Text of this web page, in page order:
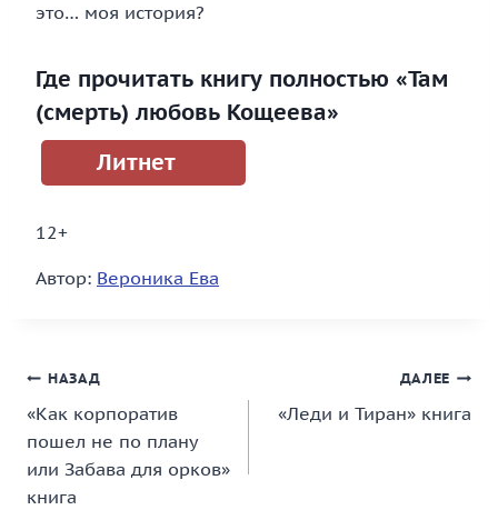
это… моя история?
Где прочитать книгу полностью «Там
(смерть) любовь Кощеева»
Литнет
12+
Автор: Вероника Ева
Навигация
по
записям
НАЗАД
«Как корпоратив
пошел не по плану
или Забава для орков»
книга
ДАЛЕЕ
«Леди и Тиран» книга